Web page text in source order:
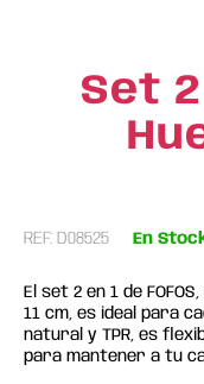
Set
REF: D08525 En
El set 2 en 1 de
11 cm, es ideal para
natural y TPR, es
para mantener a tu